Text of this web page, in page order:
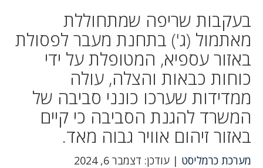
בעקבות שריפה שמתחוללת
מאתמול (ג') בתחנת מעבר לפסולת
באזור עספיא, המטופלת על ידי
כוחות כבאות והצלה, עולה
ממדידות שערכו כונני סביבה של
המשרד להגנת הסביבה כי קיים
באזור זיהום אוויר גבוה מאד.
מערכת כרמליסט | עודכן: דצמבר 6, 2024